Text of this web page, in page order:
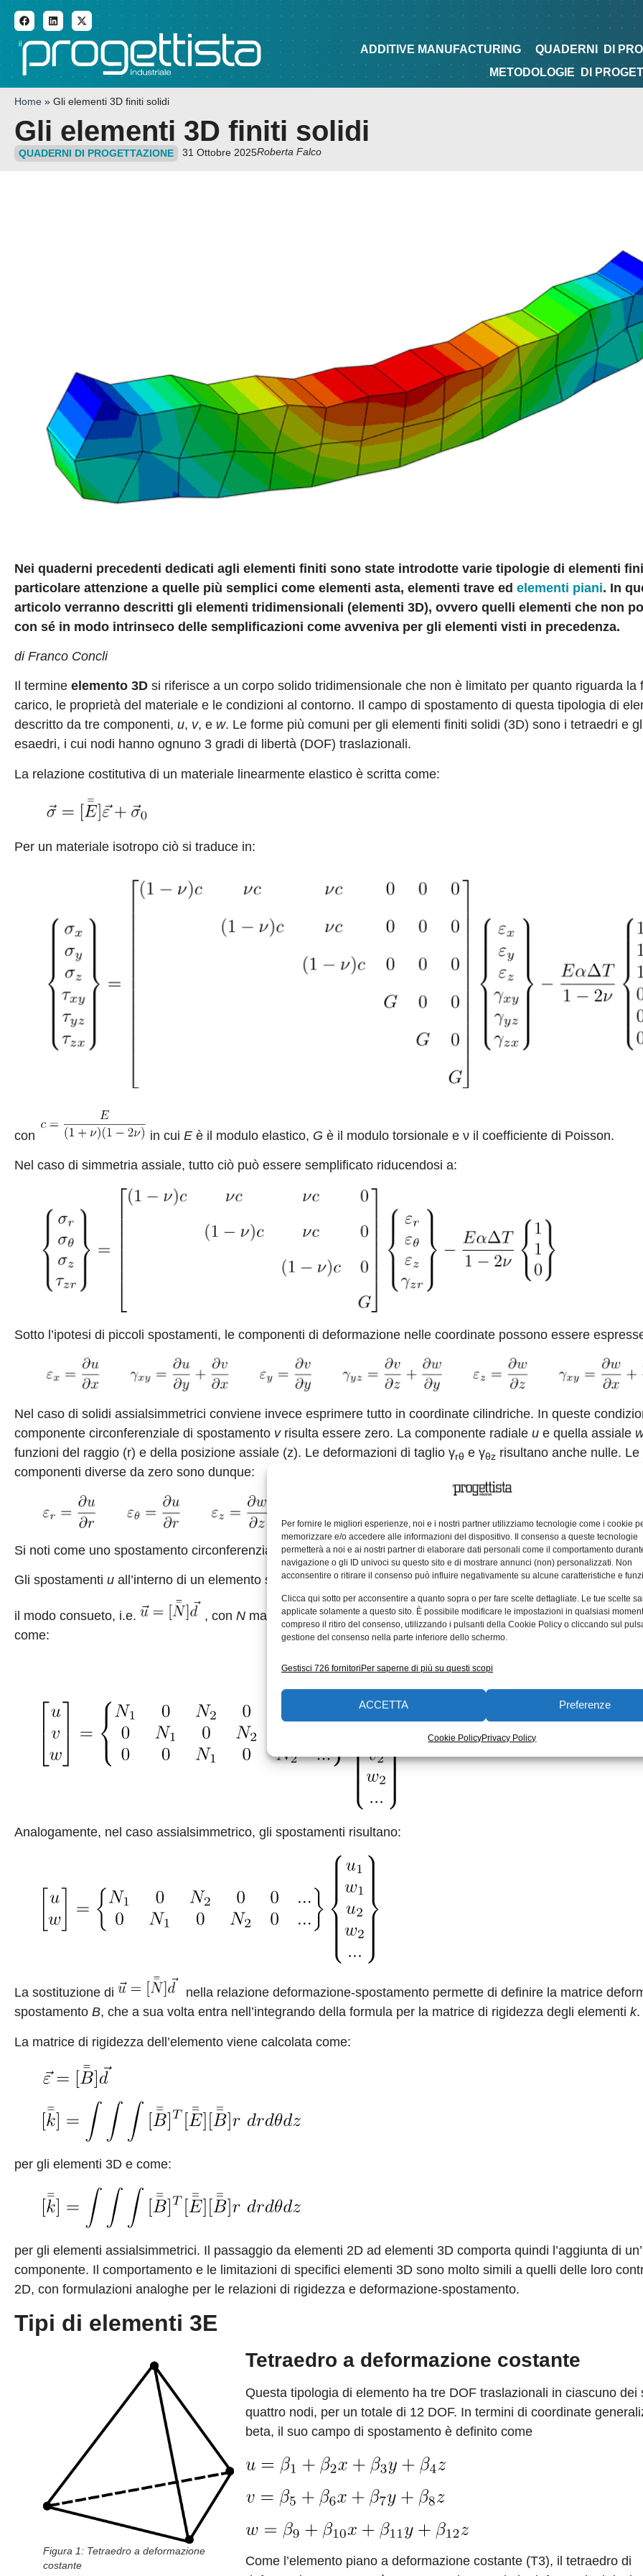
Per fornire le migliori esperienze, noi e i nostri partner utilizziamo tecnologie come i cookie
memorizzare e/o accedere alle informazioni del dispositivo. Il consenso a queste tecnologie
permetterà a noi e ai nostri partner di elaborare dati personali come il comportamento
navigazione o gli ID univoci su questo sito e di mostrare annunci (non) personalizzati. Non
acconsentire o ritirare il consenso può influire negativamente su alcune caratteristiche e
Clicca qui sotto per acconsentire a quanto sopra o per fare scelte dettagliate. Le tue scelte
applicate solamente a questo sito. È possibile modificare le impostazioni in qualsiasi
compreso il ritiro del consenso, utilizzando i pulsanti della Cookie Policy o cliccando sul
gestione del consenso nella parte inferiore dello schermo.
Gestisci 726 fornitoriPer saperne di più su questi scopi
ACCETTA Preferenze
Cookie PolicyPrivacy Policy
ADDITIVE MANUFACTURING QUADERNI DI PROGETTAZIONE TIPS&TRICKS
ADDITIVE MANUFACTURING QUADERNI DI
METODOLOGIE
DI
Home » Gli elementi 3D finiti solidi
Gli elementi 3D finiti solidi
QUADERNI DI PROGETTAZIONE 31 Ottobre 2025Roberta Falco
Nei quaderni precedenti dedicati agli elementi finiti sono state introdotte varie tipologie di elementi
particolare attenzione a quelle più semplici come elementi asta, elementi trave ed elementi piani. In
articolo verranno descritti gli elementi tridimensionali (elementi 3D), ovvero quelli elementi che non
con sé in modo intrinseco delle semplificazioni come avveniva per gli elementi visti in precedenza.
di Franco Concli
Il termine elemento 3D si riferisce a un corpo solido tridimensionale che non è limitato per quanto riguarda la
carico, le proprietà del materiale e le condizioni al contorno. Il campo di spostamento di questa tipologia di
descritto da tre componenti, u, v, e w. Le forme più comuni per gli elementi finiti solidi (3D) sono i tetraedri e
esaedri, i cui nodi hanno ognuno 3 gradi di libertà (DOF) traslazionali.
La relazione costitutiva di un materiale linearmente elastico è scritta come:
Per un materiale isotropo ciò si traduce in:
con in cui E è il modulo elastico, G è il modulo torsionale e ν il coefficiente di Poisson.
Nel caso di simmetria assiale, tutto ciò può essere semplificato riducendosi a:
Sotto l’ipotesi di piccoli spostamenti, le componenti di deformazione nelle coordinate possono essere
Nel caso di solidi assialsimmetrici conviene invece esprimere tutto in coordinate cilindriche. In queste
componente circonferenziale di spostamento vrisulta essere zero. La componente radiale u e quella assiale
funzioni del raggio (r) e della posizione assiale (z). Le deformazioni di taglio γrθ e γθz risultano anche nulle. Le
componenti diverse da zero sono dunque:
Si noti come uno spostamento circonferenziale nullo non implica una deformazione circonferenziale pari a
Gli spostamenti u all’interno di un elemento sono interpolati a partire dai valori nodalidin
il modo consueto, i.e. , con N matrice della funzione di forma. Per gli elementi 3D questo può
come:
Analogamente, nel caso assialsimmetrico, gli spostamenti risultano:
La sostituzione di
nella relazione deformazione-spostamento permette di definire la matrice
spostamento B, che a sua volta entra nell’integrando della formula per la matrice di rigidezza degli elementi k.
La matrice di rigidezza dell’elemento viene calcolata come:
per gli elementi 3D e come:
per gli elementi assialsimmetrici. Il passaggio da elementi 2D ad elementi 3D comporta quindi l’aggiunta di
componente. Il comportamento e le limitazioni di specifici elementi 3D sono molto simili a quelli delle loro
2D, con formulazioni analoghe per le relazioni di rigidezza e deformazione-spostamento.
Tipi di elementi 3E
Figura 1: Tetraedro a deformazione
costante
Tetraedro a deformazione costante
Questa tipologia di elemento ha tre DOF traslazionali in ciascuno dei
quattro nodi, per un totale di 12 DOF. In termini di coordinate
beta, il suo campo di spostamento è definito come
Come l’elemento piano a deformazione costante (T3), il tetraedro di